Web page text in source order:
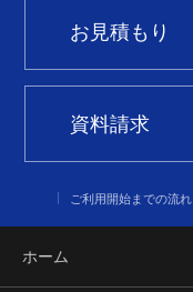
お見積もり
資料請求
ご利用開始までの流れ
ホーム